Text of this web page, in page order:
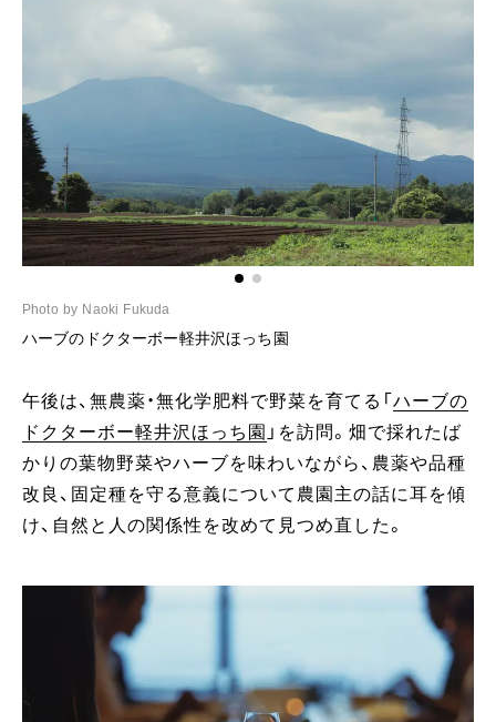
Photo by Naoki Fukuda
ハーブのドクターボー軽井沢ほっち園
午後は、無農薬・無化学肥料で野菜を育てる「 ハーブの
ドクターボー軽井沢ほっち園 」を訪問。畑で採れたば
かりの葉物野菜やハーブを味わいながら、農薬や品種
改良、固定種を守る意義について農園主の話に耳を傾
け、自然と人の関係性を改めて見つめ直した。